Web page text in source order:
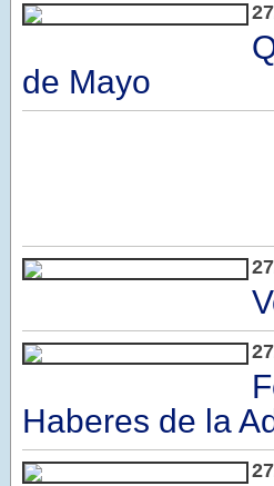
de Mayo
Haberes de la